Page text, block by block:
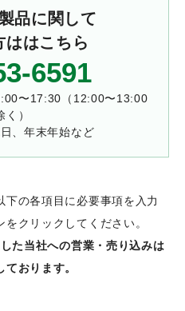
品に関して
ははこちら
6591
〜17:30（12:00〜13:00
く）
、年末年始など
下の各項目に必要事項を入力
クリックしてください。
た当社への営業・売り込みは
おります。